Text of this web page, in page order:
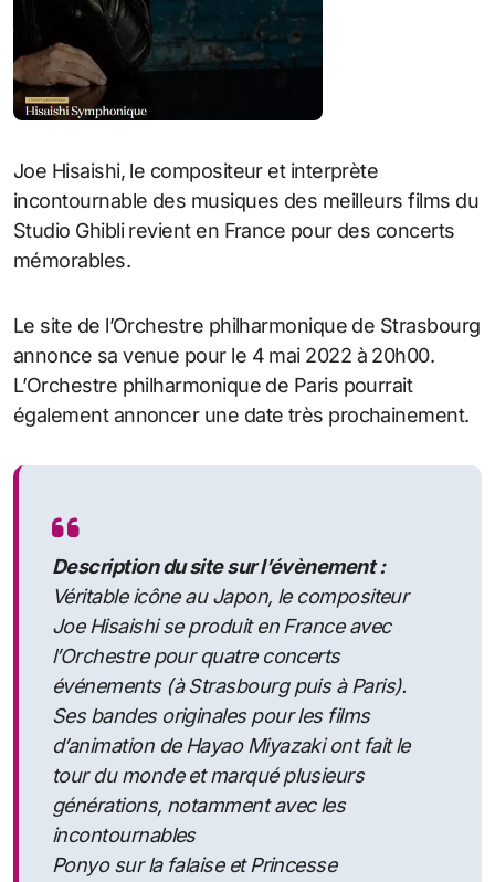
Joe Hisaishi, le compositeur et interprète
incontournable des musiques des meilleurs films du
Studio Ghibli revient en France pour des concerts
mémorables.
Le site de l’Orchestre philharmonique de Strasbourg
annonce sa venue pour le 4 mai 2022 à 20h00.
L’Orchestre philharmonique de Paris pourrait
également annoncer une date très prochainement.
Description du site sur l’évènement :
Véritable icône au Japon, le compositeur
Joe Hisaishi se produit en France avec
l’Orchestre pour quatre concerts
événements (à Strasbourg puis à Paris).
Ses bandes originales pour les films
d’animation de Hayao Miyazaki ont fait le
tour du monde et marqué plusieurs
générations, notamment avec les
incontournables
Ponyo sur la falaise et Princesse